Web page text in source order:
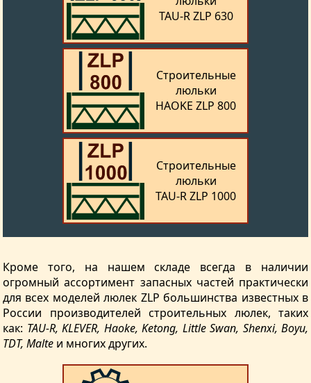
TAU‑R ZLP 630
Строительные
люльки
HAOKE ZLP 800
Строительные
люльки
TAU‑R ZLP 1000
Кроме того, на нашем складе всегда в наличии
огромный ассортимент запасных частей практически
для всех моделей люлек ZLP большинства известных в
России производителей строительных люлек, таких
как: TAU-R, KLEVER, Haoke, Ketong, Little Swan, Shenxi, Boyu,
TDT, Malte и многих других.